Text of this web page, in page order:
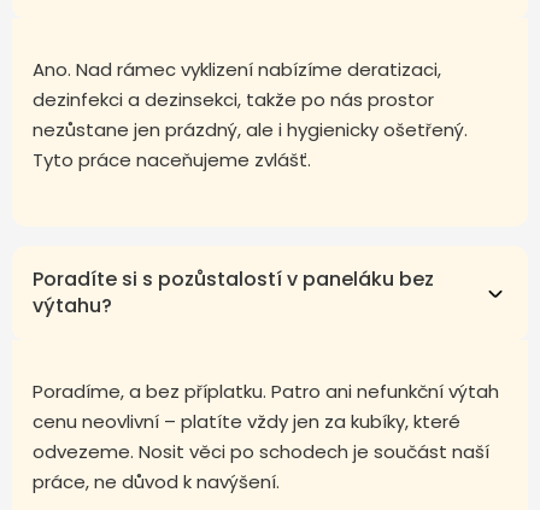
Ano. Nad rámec vyklizení nabízíme deratizaci,
dezinfekci a dezinsekci, takže po nás prostor
nezůstane jen prázdný, ale i hygienicky ošetřený.
Tyto práce naceňujeme zvlášť.
Poradíte si s pozůstalostí v paneláku bez
výtahu?
Poradíme, a bez příplatku. Patro ani nefunkční výtah
cenu neovlivní – platíte vždy jen za kubíky, které
odvezeme. Nosit věci po schodech je součást naší
práce, ne důvod k navýšení.